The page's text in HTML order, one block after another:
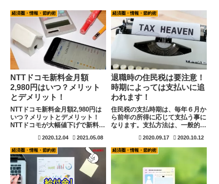
経済圏・情報・節約術
NTTドコモ新料金月額
2,980円はいつ？メリット
とデメリット！
NTTドコモ新料金月額2,980円は
いつ？メリットとデメリット！
NTTドコモが大幅値下げで新料金
なんと2,980円です！凄い！と思
うかたも見えられるかもしれませ
んが今まで、何だったのでしょう
か。。と率直に思われ...
2020.12.04 2021.05.08
経済圏・情報・節約術
退職時の住民税は要注意！
時期によっては支払いに追
われます！
住民税の支払時期は、毎年６月か
ら前年の所得に応じて支払う事に
なります。支払方法は、一般的な
分かれます。退職時には大きな請
求にも繋がり兼ねません。普段か
らふるさと納税などの節税対策を
2020.09.17 2020.10.12
経済圏・情報・節約術 経済圏・情報・節約術